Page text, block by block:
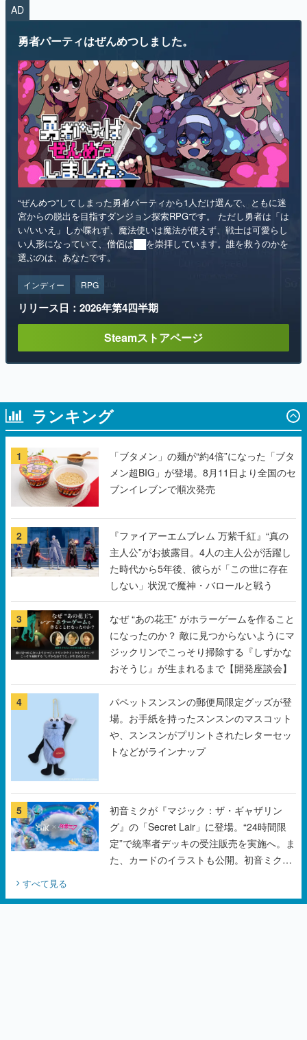
“ぜんめつ”してしまった勇者パーティから1人だけ選んで、ともに迷
宮からの脱出を目指すダンジョン探索RPGです。 ただし勇者は「は
い/いいえ」しか喋れず、魔法使いは魔法が使えず、戦士は可愛らし
選ぶのは、あなたです。
インディー RPG
リリース日：2026年第4四半期
ランキング
1
「ブタメン」の麺が“約4倍”になった「ブタ
メン超BIG」が登場。8月11日より全国のセ
ブンイレブンで順次発売
2
『ファイアーエムブレム 万紫千紅』“真の
た時代から5年後、彼らが「この世に存在
しない」状況で魔神・バロールと戦う
3
なぜ “あの花王” がホラーゲームを作ること
になったのか？ 敵に見つからないようにマ
ジックリンでこっそり掃除する『しずかな
おそうじ』が生まれるまで【開発座談会】
4
パペットスンスンの郵便局限定グッズが登
場。お手紙を持ったスンスンのマスコット
や、スンスンがプリントされたレターセッ
トなどがラインナップ
初音ミクが『マジック：ザ・ギャザリン
定”で統率者デッキの受注販売を実施へ。ま
た、カードのイラストも公開。初音ミクの
オリジナルデザイナーKEI氏をはじめ、さ
いとうなおき氏、八三氏も参加
すべて見る